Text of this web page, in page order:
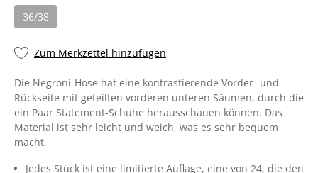
36/38
Zum Merkzettel hinzufügen
Die Negroni-Hose hat eine kontrastierende Vorder- und
Rückseite mit geteilten vorderen unteren Säumen, durch die
ein Paar Statement-Schuhe herausschauen können. Das
Material ist sehr leicht und weich, was es sehr bequem
macht.
Jedes Stück ist eine limitierte Auflage, eine von 24, die den